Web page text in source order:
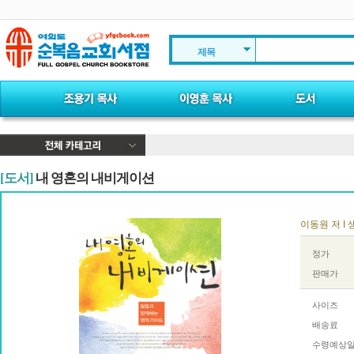
제목
[도서] 내 영혼의 내비게이션
이동원 저 I
정가
판매가
사이즈
배송료
수령예상